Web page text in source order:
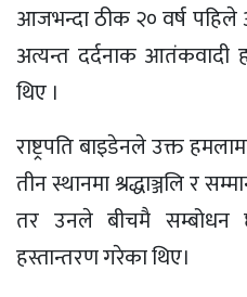
आजभन्दा ठीक २० वर्ष
अत्यन्त दर्दनाक आतंकवादी
थिए ।
राष्ट्रपति बाइडेनले उक्त
तीन स्थानमा श्रद्धाञ्जलि र
तर उनले बीचमै सम्बोधन
हस्तान्तरण गरेका थिए।